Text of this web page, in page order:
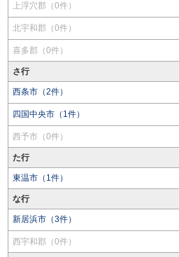
上浮穴郡（0件）
北宇和郡（0件）
喜多郡（0件）
さ行
西条市（2件）
四国中央市（1件）
西予市（0件）
た行
東温市（1件）
な行
新居浜市（3件）
西宇和郡（0件）